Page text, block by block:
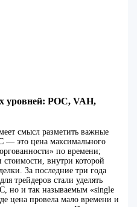
уровней: POC, VAH,
смысл разметить важные
— это цена максимального
по времени;
внутри которой
За последние три года
трейдеров стали уделять
но и так называемым «single
цена провела мало времени и